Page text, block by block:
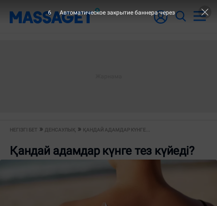
НЕГІЗГІ БЕТ ДЕНСАУЛЫҚ ҚАНДАЙ АДАМДАР КҮНГЕ...
Қандай адамдар күнге тез күйеді?
6 Автоматическое закрытие баннера через